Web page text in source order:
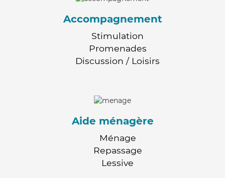
Accompagnement
Stimulation
Promenades
Discussion / Loisirs
Aide ménagère
Ménage
Repassage
Lessive